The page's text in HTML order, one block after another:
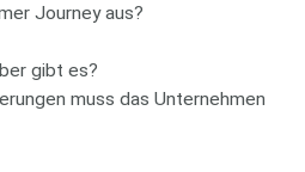
Journey aus?
gibt es?
muss das Unternehmen